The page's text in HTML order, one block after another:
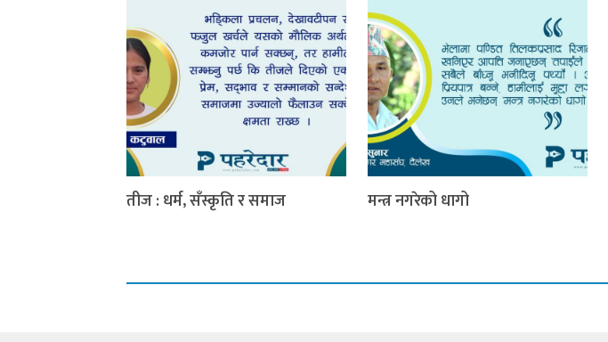
तीज : धर्म, सँस्कृति र समाज मन्त्र नगरेको धागो